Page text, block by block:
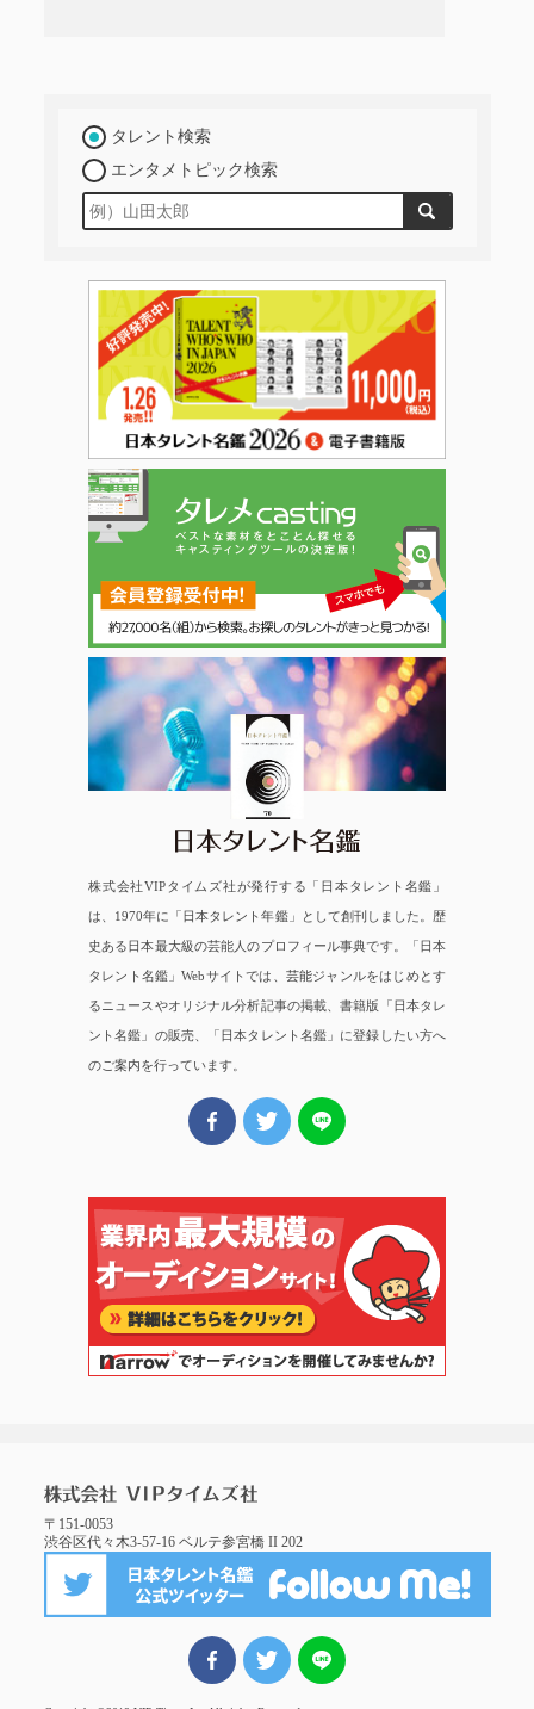
タレント検索
エンタメトピック検索
日本タレント名鑑
株式会社VIPタイムズ社が発行する「日本タレント名鑑」
は、1970年に「日本タレント年鑑」として創刊しました。歴
史ある日本最大級の芸能人のプロフィール事典です。「日本
タレント名鑑」Webサイトでは、芸能ジャンルをはじめとす
るニュースやオリジナル分析記事の掲載、書籍版「日本タレ
ント名鑑」の販売、「日本タレント名鑑」に登録したい方へ
のご案内を行っています。
〒151-0053
渋谷区代々木3-57-16 ベルテ参宮橋 II 202
FBでシェアツイート